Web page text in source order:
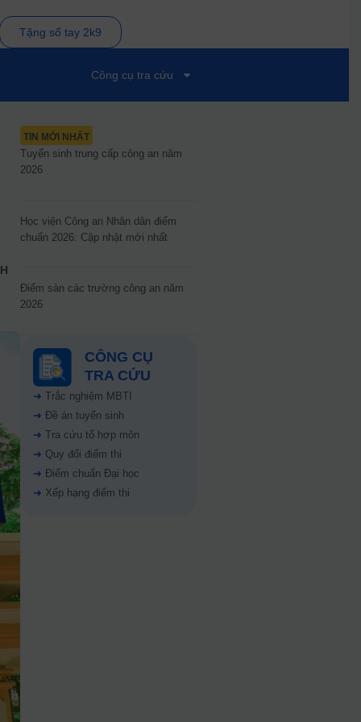
Tặng sổ tay 2k9
Công cụ tra cứu
TIN MỚI NHẤT
Tuyển sinh trung cấp công an năm
2026
Học viện Công an Nhân dân điểm
chuẩn 2026: Cập nhật mới nhất
Điểm sàn các trường công an năm
2026
CÔNG CỤ
TRA CỨU
➜ Trắc nghiệm MBTI
➜ Đề án tuyển sinh
➜ Tra cứu tổ hợp môn
➜ Quy đổi điểm thi
➜ Điểm chuẩn Đại học
➜ Xếp hạng điểm thi